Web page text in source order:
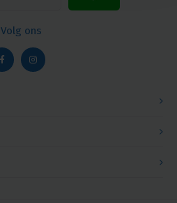
Volg ons